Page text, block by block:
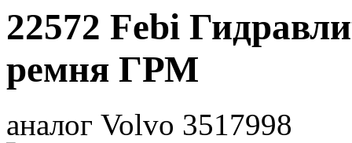
22572 Febi
ремня ГРМ
аналог Volvo 3517998